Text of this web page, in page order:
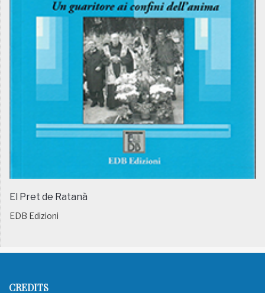
El Pret de Ratanà
EDB Edizioni
CREDITS